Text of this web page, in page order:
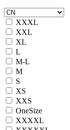
XXXL
XXL
XL
L
M-L
M
S
XS
XXS
OneSize
XXXXL